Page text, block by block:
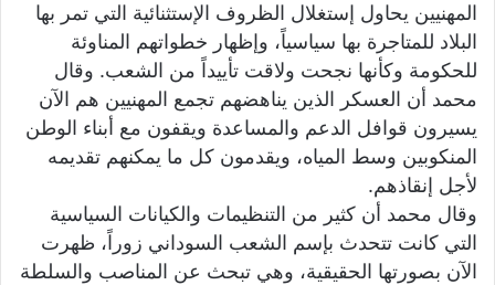
المهنيين يحاول إستغلال الظروف الإستثنائية التي تمر بها
البلاد للمتاجرة بها سياسياً، وإظهار خطواتهم المناوئة
للحكومة وكأنها نجحت ولاقت تأييداً من الشعب. وقال
محمد أن العسكر الذين يناهضهم تجمع المهنيين هم الآن
يسيرون قوافل الدعم والمساعدة ويقفون مع أبناء الوطن
المنكوبين وسط المياه، ويقدمون كل ما يمكنهم تقديمه
لأجل إنقاذهم.
وقال محمد أن كثير من التنظيمات والكيانات السياسية
التي كانت تتحدث بإسم الشعب السوداني زوراً، ظهرت
الآن بصورتها الحقيقية، وهي تبحث عن المناصب والسلطة